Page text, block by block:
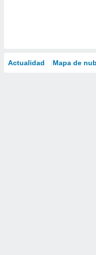
Actualidad Mapa de